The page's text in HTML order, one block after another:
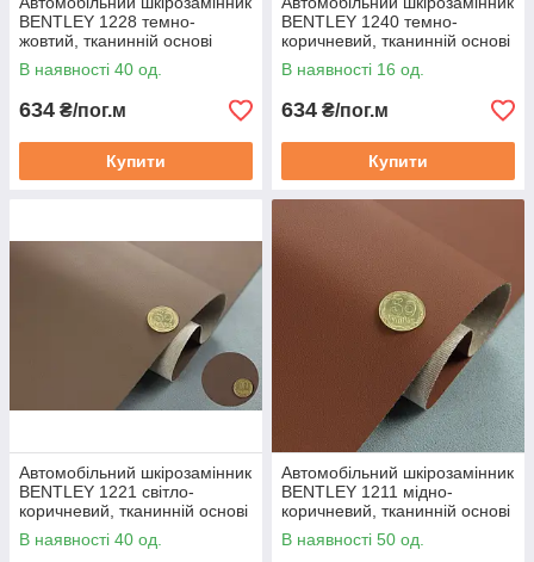
BENTLEY 1228 темно-
жовтий, тканинній основі
(ширина 140 см) Туреччина
В наявності 40 од.
634 ₴/пог.м
Купити
BENTLEY 1240 темно-
коричневий, тканинній основі
(ширина 140 см) Туреччина
В наявності 16 од.
634 ₴/пог.м
Купити
Автомобільний шкірозамінник
BENTLEY 1221 світло-
коричневий, тканинній основі
(ширина 140 см) Туреччина
В наявності 40 од.
Автомобільний шкірозамінник
BENTLEY 1211 мідно-
коричневий, тканинній основі
(ширина 140 см) Туреччина
В наявності 50 од.